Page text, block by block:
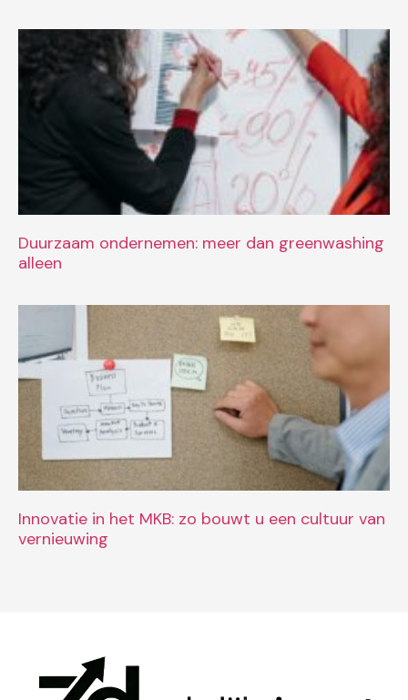
Duurzaam ondernemen: meer dan greenwashing
alleen
Innovatie in het MKB: zo bouwt u een cultuur van
vernieuwing